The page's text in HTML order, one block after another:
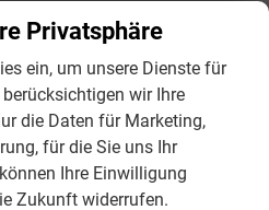
elektro-mechanisch und
Automatische
Home / Coming-Home-
LED, Fahrassistenz-System:
Scheibenwischer mit
System: Parklenkassistent
Privatsphäre
ein, um unsere Dienste für
wir Ihre
die Daten für Marketing,
für die Sie uns Ihr
Ihre Einwilligung
Zukunft widerrufen.